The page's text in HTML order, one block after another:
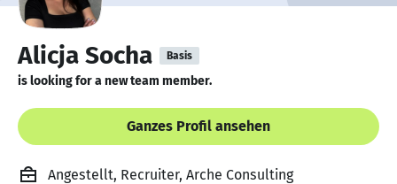
Alicja Socha Basis
is looking for a new team member.
Ganzes Profil ansehen
Angestellt, Recruiter, Arche Consulting